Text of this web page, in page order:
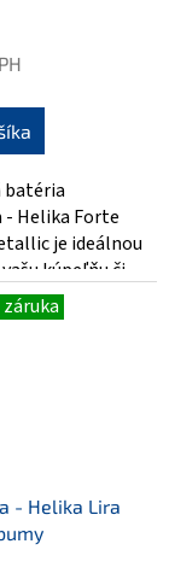
batéria
- Helika Forte
je ideálnou
kúpeľňu či
pre dlhú
- Helika Lira